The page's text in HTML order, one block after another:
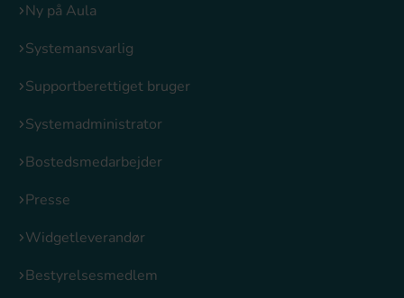
Ny på Aula
Systemansvarlig
Supportberettiget bruger
Systemadministrator
Bostedsmedarbejder
Presse
Widgetleverandør
Bestyrelsesmedlem